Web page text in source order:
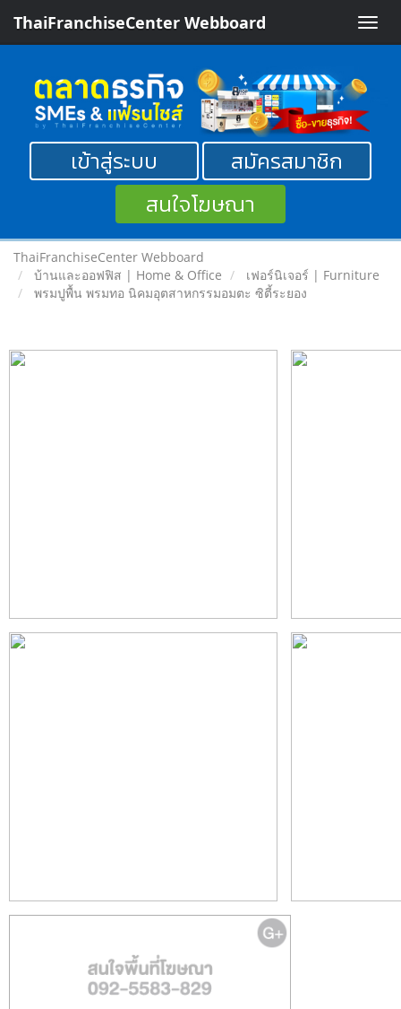
Toggle
ThaiFranchiseCenter Webboard
เข้าสู่ระบบ
สมัครสมาชิก
สนใจโฆษณา
ThaiFranchiseCenter Webboard
บ้านและออฟฟิส | Home & Office
เฟอร์นิเจอร์ | Furniture
พรมปูพื้น พรมทอ นิคมอุตสาหกรรมอมตะ ซิตี้ระยอง